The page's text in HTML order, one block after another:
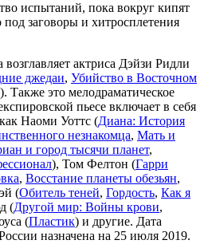
испытаний, пока вокруг кипят
под заговоры и хитросплетения
актриса Дэйзи Ридли
джедаи, Убийство в Восточном
). Также это мелодраматическое
пьесе включает в себя
Наоми Уоттс (Диана: История
незнакомца, Мать и
и город тысячи планет,
), Том Фелтон (Гарри
, Восстание планеты обезьян,
(Обитель теней, Гордость, Как я
(Другой мир: Войны крови,
(Пластик) и другие. Дата
назначена на 25 июля 2019.